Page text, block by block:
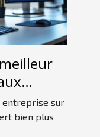
entreprise sur
bien plus